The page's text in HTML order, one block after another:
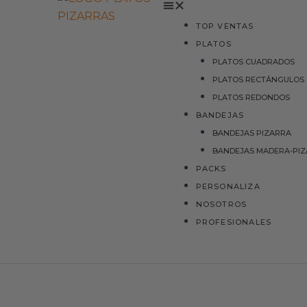
TOP VENTAS
PLATOS
PLATOS CUADRADOS
PLATOS RECTÁNGULOS
PLATOS REDONDOS
BANDEJAS
BANDEJAS PIZARRA
BANDEJAS MADERA-
PACKS
PERSONALIZA
NOSOTROS
PROFESIONALES